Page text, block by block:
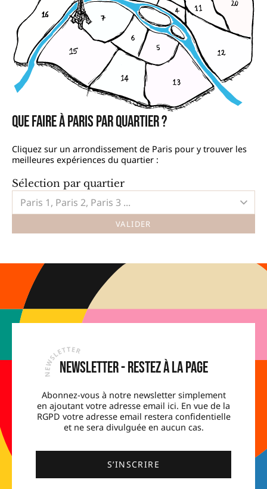
Que faire à Paris par quartier ?
Cliquez sur un arrondissement de Paris pour y trouver les
meilleures expériences du quartier :
Sélection par quartier
Paris 1, Paris 2, Paris 3 ...
VALIDER
Newsletter - Restez à la page
Abonnez-vous à notre newsletter simplement
en ajoutant votre adresse email ici. En vue de la
RGPD votre adresse email restera confidentielle
et ne sera divulguée en aucun cas.
S’INSCRIRE